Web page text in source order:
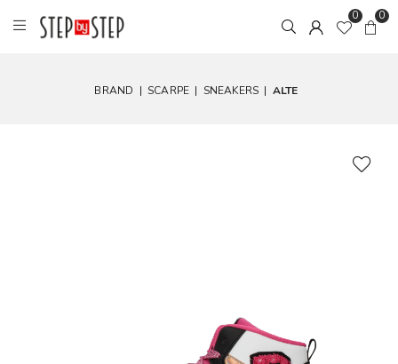
0 0
BRAND | SCARPE | SNEAKERS | ALTE